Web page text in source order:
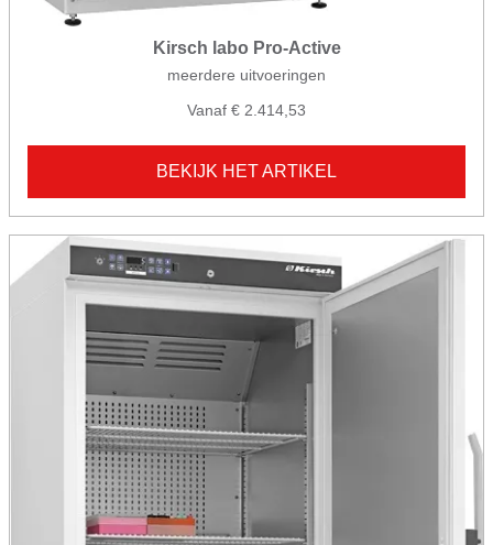
Kirsch labo Pro-Active
meerdere uitvoeringen
Vanaf € 2.414,53
BEKIJK HET ARTIKEL